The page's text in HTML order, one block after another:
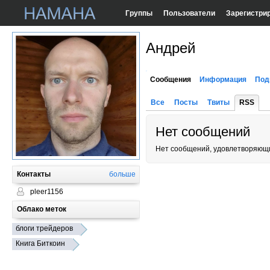
Группы Пользователи
Контакты больше
pleer1156
Облако меток
блоги трейдеров
Книга Биткоин
Андрей
Сообщения Информация
Все Посты Твиты RSS
Нет сообщений
Нет сообщений,